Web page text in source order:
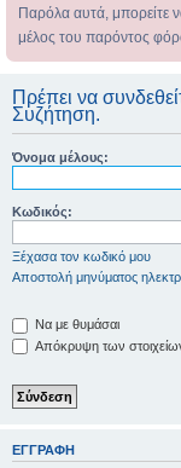
Παρόλα αυτά, μπορείτε
μέλος του παρόντος
Πρέπει να
Συζήτηση.
Όνομα μέλους:
Κωδικός:
Ξέχασα τον κωδικό μου
Αποστολή μηνύματος
Να με θυμάσαι
Απόκρυψη των
ΕΓΓΡΑΦΉ